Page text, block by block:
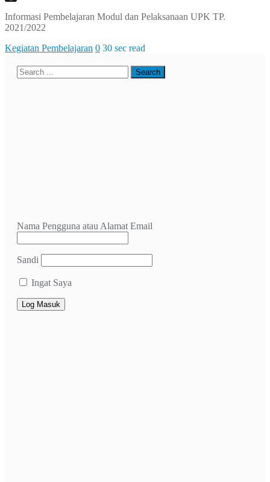
Informasi Pembelajaran Modul dan Pelaksanaan UPK TP.
2021/2022
Kegiatan Pembelajaran 0 30 sec read
Nama Pengguna atau Alamat Email
Sandi
Ingat Saya